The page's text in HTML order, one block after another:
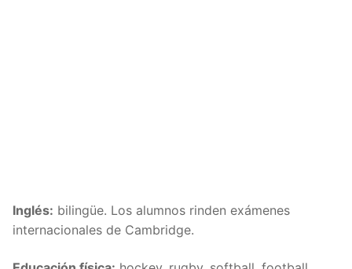
Inglés: bilingüe. Los alumnos rinden exámenes
internacionales de Cambridge.